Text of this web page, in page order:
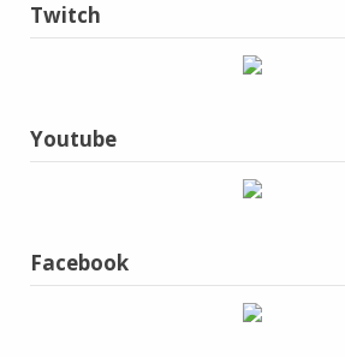
Twitch
Youtube
Facebook